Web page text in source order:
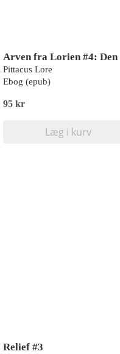
Pittacus Lore
Ebog (epub)
95 kr
Læg i kurv
Relief #3